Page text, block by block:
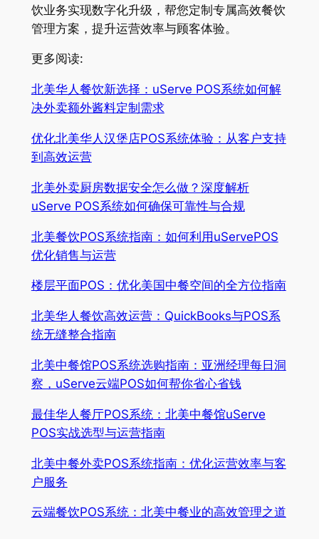
饮业务实现数字化升级，帮您定制专属高效餐饮
管理方案，提升运营效率与顾客体验。
更多阅读:
北美华人餐饮新选择：uServe POS系统如何解
决外卖额外酱料定制需求
优化北美华人汉堡店POS系统体验：从客户支持
到高效运营
北美外卖厨房数据安全怎么做？深度解析
uServe POS系统如何确保可靠性与合规
北美餐饮POS系统指南：如何利用uServePOS
优化销售与运营
楼层平面POS：优化美国中餐空间的全方位指南
北美华人餐饮高效运营：QuickBooks与POS系
统无缝整合指南
北美中餐馆POS系统选购指南：亚洲经理每日洞
察，uServe云端POS如何帮你省心省钱
最佳华人餐厅POS系统：北美中餐馆uServe
POS实战选型与运营指南
北美中餐外卖POS系统指南：优化运营效率与客
户服务
云端餐饮POS系统：北美中餐业的高效管理之道